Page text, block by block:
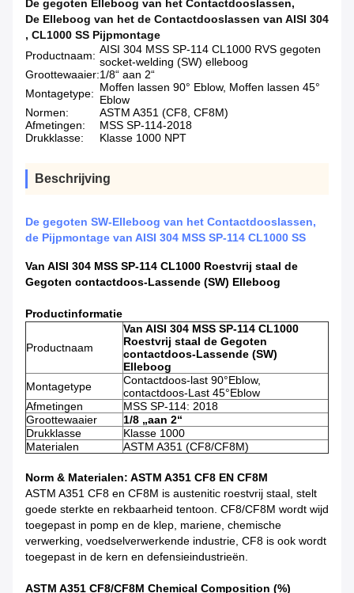
De gegoten Elleboog van het Contactdooslassen,
De Elleboog van het de Contactdooslassen van AISI 304
, CL1000 SS Pijpmontage
Productnaam: AISI 304 MSS SP-114 CL1000 RVS gegoten
socket-welding (SW) elleboog
Groottewaaier:1/8“ aan 2“
Montagetype: Moffen lassen 90° Eblow, Moffen lassen 45°
Eblow
Normen:
ASTM A351 (CF8, CF8M)
Afmetingen:
MSS SP-114-2018
Drukklasse:
Klasse 1000 NPT
Beschrijving
De gegoten SW-Elleboog van het Contactdooslassen,
de Pijpmontage van AISI 304 MSS SP-114 CL1000 SS
Van AISI 304 MSS SP-114 CL1000 Roestvrij staal de
Gegoten contactdoos-Lassende (SW) Elleboog
Productinformatie
Productnaam
Van AISI 304 MSS SP-114 CL1000
Roestvrij staal de Gegoten
contactdoos-Lassende (SW)
Elleboog
Montagetype
Contactdoos-last 90°Eblow,
contactdoos-Last 45°Eblow
Afmetingen
MSS SP-114: 2018
Groottewaaier
1/8 „aan 2“
Drukklasse
Klasse 1000
Materialen
ASTM A351 (CF8/CF8M)
Norm & Materialen: ASTM A351 CF8 EN CF8M
ASTM A351 CF8 en CF8M is austenitic roestvrij staal, stelt
goede sterkte en rekbaarheid tentoon. CF8/CF8M wordt wijd
toegepast in pomp en de klep, mariene, chemische
verwerking, voedselverwerkende industrie, CF8 is ook wordt
toegepast in de kern en defensieindustrieën.
ASTM A351 CF8/CF8M Chemical Composition (%)